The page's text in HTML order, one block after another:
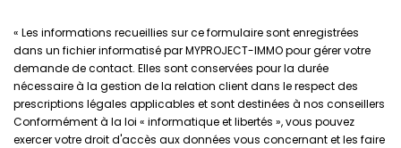
« Les informations recueillies sur ce formulaire sont enregistrées
dans un fichier informatisé par MYPROJECT-IMMO pour gérer votre
demande de contact. Elles sont conservées pour la durée
nécessaire à la gestion de la relation client dans le respect des
prescriptions légales applicables et sont destinées à nos conseillers
Conformément à la loi « informatique et libertés », vous pouvez
exercer votre droit d'accès aux données vous concernant et les faire